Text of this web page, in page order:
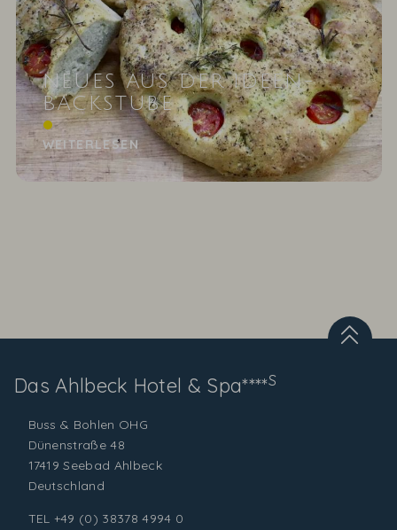
NEUES AUS DER IDEEN-
BACKSTUBE
Wusstet Ihr, dass die besten Bäcker auch die
besten Grillmeister sind? Unser AHLBÄCKER-
Meister Thore...
WEITERLESEN
Das Ahlbeck Hotel & Spa****S
Buss & Bohlen OHG
Dünenstraße 48
17419 Seebad Ahlbeck
Deutschland
TEL +49 (0) 38378 4994 0